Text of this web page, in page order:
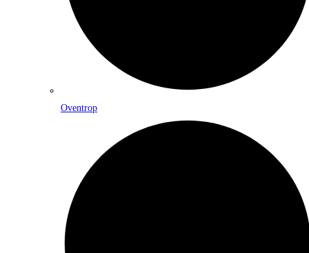
Oventrop